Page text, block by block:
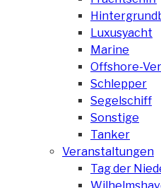
Luxusyacht
Marine
Offshore-
Schlepper
Segelschiff
Sonstige
Tanker
Veranstaltungen
Tag der